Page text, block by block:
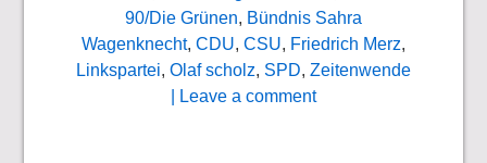
90/Die Grünen, Bündnis Sahra
Wagenknecht, CDU, CSU, Friedrich Merz,
Linkspartei, Olaf scholz, SPD, Zeitenwende
| Leave a comment